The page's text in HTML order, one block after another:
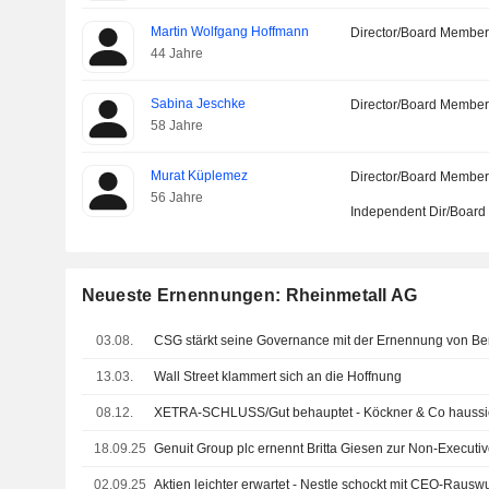
Martin Wolfgang Hoffmann
44 Jahre
Director/Board Member
Sabina Jeschke
58 Jahre
Director/Board Member
Murat Küplemez
56 Jahre
Director/Board Member
Independent Dir/
Neueste Ernennungen: Rheinmetall AG
03.08.
13.03. Wall Street klammert sich an die Hoffnung
08.12.
18.09.25
02.09.25 Aktien leichter erwartet - Nestle schockt mit CEO-